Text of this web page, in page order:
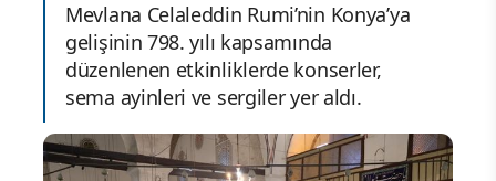
Mevlana Celaleddin Rumi’nin Konya’ya
gelişinin 798. yılı kapsamında
düzenlenen etkinliklerde konserler,
sema ayinleri ve sergiler yer aldı.